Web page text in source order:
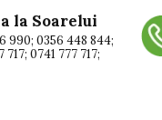
la Soarelui
990; 0356 448 844;
717; 0741 777 717;